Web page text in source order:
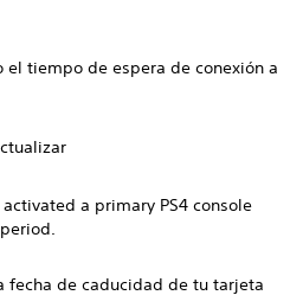
el tiempo de espera de conexión a
a primary PS4 console
fecha de caducidad de tu tarjeta